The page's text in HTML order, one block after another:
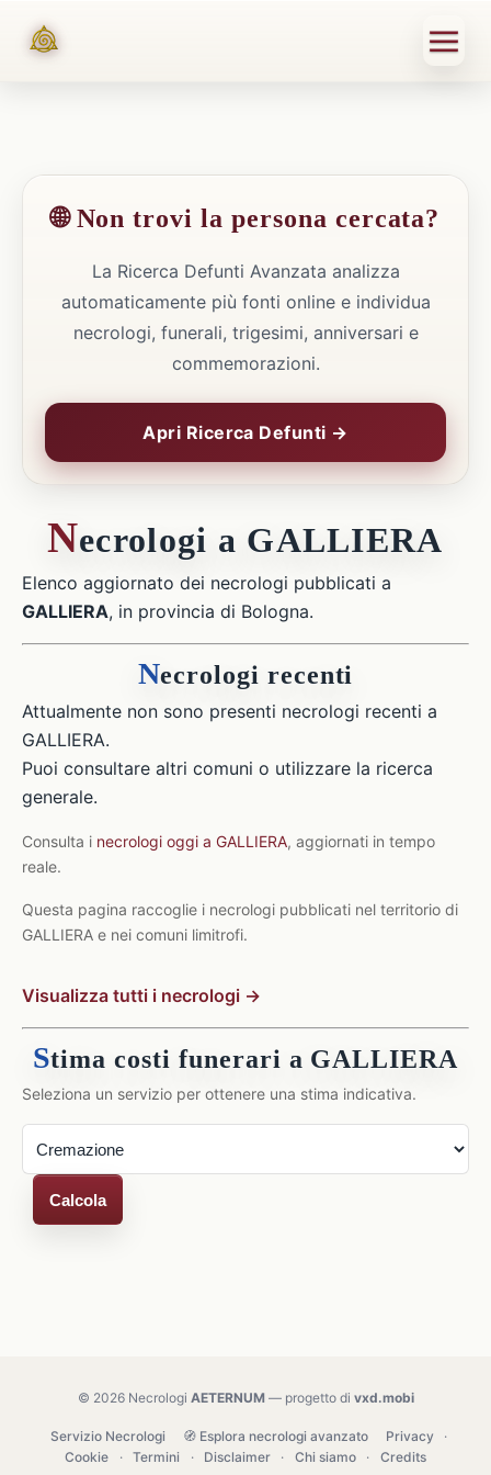
🌐 Non trovi la persona cercata?
La Ricerca Defunti Avanzata analizza
automaticamente più fonti online e individua
necrologi, funerali, trigesimi, anniversari e
commemorazioni.
Apri Ricerca Defunti →
Necrologi a GALLIERA
Elenco aggiornato dei necrologi pubblicati a
GALLIERA, in provincia di Bologna.
Necrologi recenti
Attualmente non sono presenti necrologi recenti a
GALLIERA.
Puoi consultare altri comuni o utilizzare la ricerca
generale.
Consulta i necrologi oggi a GALLIERA, aggiornati in tempo
reale.
Questa pagina raccoglie i necrologi pubblicati nel territorio di
GALLIERA e nei comuni limitrofi.
Visualizza tutti i necrologi →
Stima costi funerari a GALLIERA
Seleziona un servizio per ottenere una stima indicativa.
Calcola
© 2026 Necrologi AETERNUM— progetto di vxd.mobi
Servizio Necrologi 🧭 Esplora necrologi avanzato Privacy
·
Cookie
· Termini · Disclaimer · Chi siamo · Credits